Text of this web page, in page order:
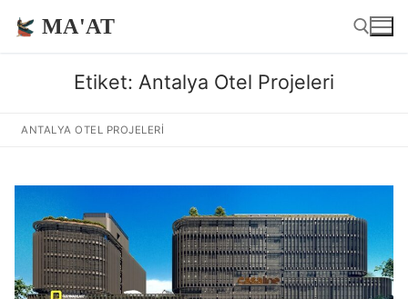
atla
MA'AT
Etiket: Antalya Otel Projeleri
ANTALYA OTEL PROJELERI